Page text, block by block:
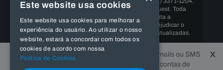
X
A AZ Quest informa que não envia e-mails ou SMS
com ofertas de contas investimentos, contas de
Copyrights ©️ 2015 All Rights Reserved by AZ Quest. Toda
transmissão de ordem por meio digital está sujeita a
interrupções ou atrasos, podendo impedir ou prejudicar o
envio de ordens ou a recepção de informações atualizadas.
A AZ QUEST e os fundos de investimento sob sua gestão
não estão autorizados a conceder empréstimos, uma vez
que não se tratam de instituições financeiras, nem de
Este website usa cookies
Este website usa cookies para melhorar a
experiência do usuário. Ao utilizar o nosso
website, estará a concordar com todos os
cookies de acordo com nossa
Política de Cookies.